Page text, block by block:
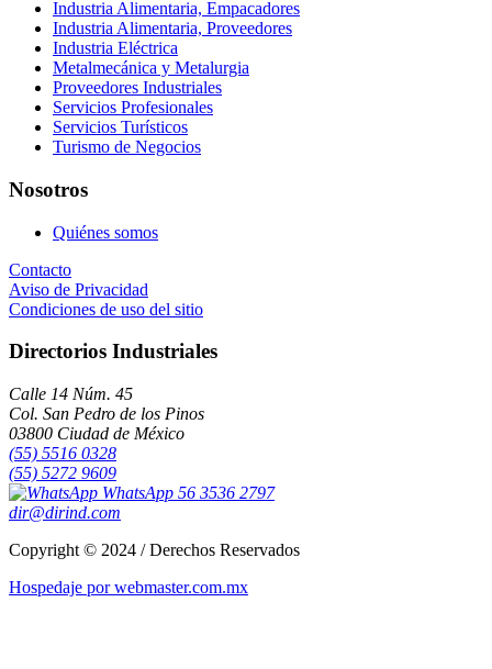
Industria Alimentaria, Empacadores
Industria Alimentaria, Proveedores
Industria Eléctrica
Metalmecánica y Metalurgia
Proveedores Industriales
Servicios Profesionales
Servicios Turísticos
Turismo de Negocios
Nosotros
Quiénes somos
Contacto
Aviso de Privacidad
Condiciones de uso del sitio
Directorios Industriales
Calle 14 Núm. 45
Col. San Pedro de los Pinos
03800 Ciudad de México
(55) 5516 0328
(55) 5272 9609
WhatsApp 56 3536 2797
dir@dirind.com
Copyright © 2024 / Derechos Reservados
Hospedaje por webmaster.com.mx